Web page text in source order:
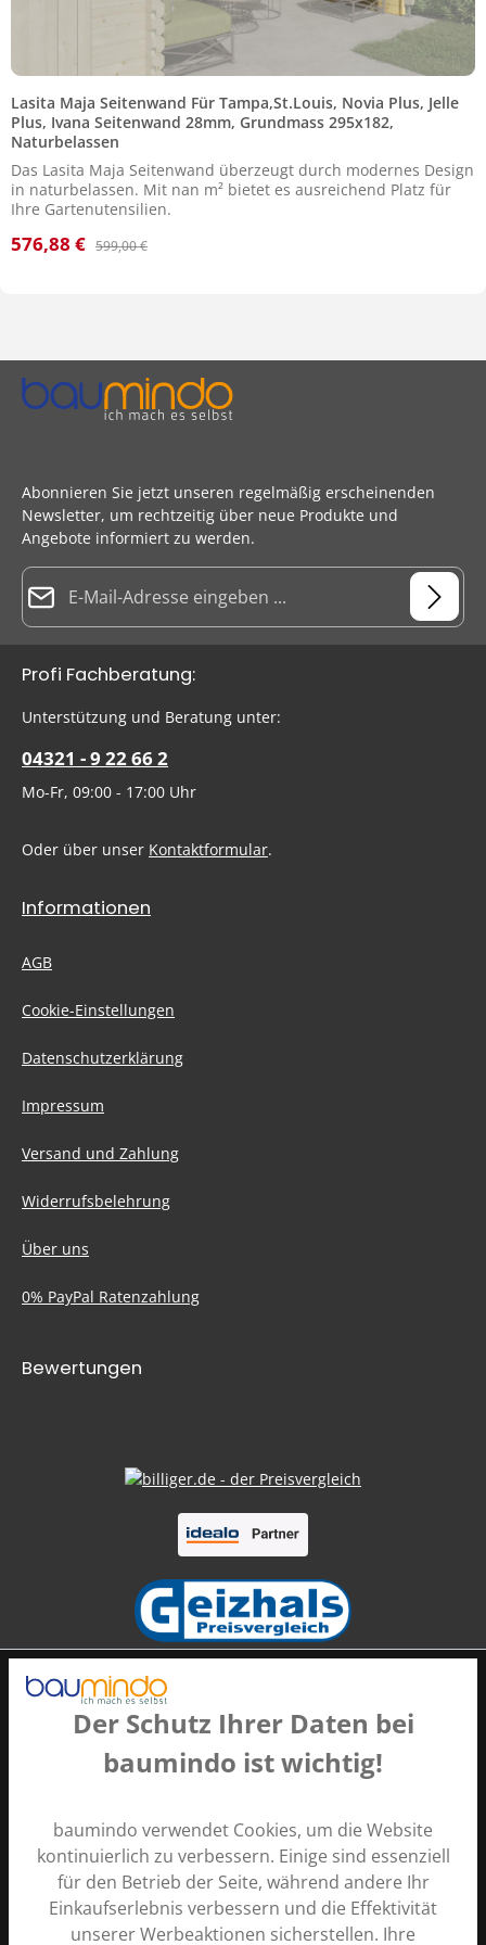
Der Schutz Ihrer Daten bei
baumindo ist wichtig!
baumindo verwendet Cookies, um die Website
kontinuierlich zu verbessern. Einige sind essenziell
für den Betrieb der Seite, während andere Ihr
Einkaufserlebnis verbessern und die Effektivität
unserer Werbeaktionen sicherstellen. Ihre
Lasita Maja Seitenwand Für Tampa,St.Louis, Novia Plus, Jelle
Plus, Ivana Seitenwand 28mm, Grundmass 295x182,
Naturbelassen
Das Lasita Maja Seitenwand überzeugt durch modernes Design
in naturbelassen. Mit nan m² bietet es ausreichend Platz für
Ihre Gartenutensilien.
Verkaufspreis:
576,88 € Regulärer Preis:
599,00 €
Abonnieren Sie jetzt unseren regelmäßig erscheinenden
Newsletter, um rechtzeitig über neue Produkte und
Angebote informiert zu werden.
E-Mail-Adresse*
Datenschutz
Ich habe dieDatenschutzbestimmungen
einverstanden.
Um weiterzugehen, geben Sie die oben abgebildeten Zeichen
ein*
Die mit einem Stern (*) markierten Felder sind Pflichtfelder.
Profi Fachberatung:
Unterstützung und Beratung unter:
04321 - 9 22 66 2
Mo-Fr, 09:00 - 17:00 Uhr
Oder über unser Kontaktformular.
Informationen
AGB
Cookie-Einstellungen
Datenschutzerklärung
Impressum
Versand und Zahlung
Widerrufsbelehrung
Über uns
0% PayPal Ratenzahlung
Bewertungen
Zahlungsarten